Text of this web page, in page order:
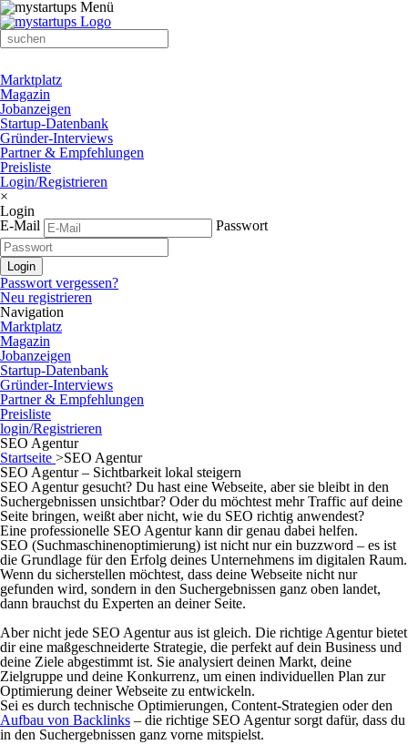
Marktplatz
Magazin
Jobanzeigen
Startup-Datenbank
Gründer-Interviews
Partner & Empfehlungen
Preisliste
Login/Registrieren
×
Login
E-Mail
Passwort
Passwort vergessen?
Neu registrieren
Navigation
Marktplatz
Magazin
Jobanzeigen
Startup-Datenbank
Gründer-Interviews
Partner & Empfehlungen
Preisliste
login/Registrieren
SEO Agentur
Startseite >SEO Agentur
SEO Agentur – Sichtbarkeit lokal steigern
SEO Agentur gesucht? Du hast eine Webseite, aber sie bleibt in den
Suchergebnissen unsichtbar? Oder du möchtest mehr Traffic auf deine
Seite bringen, weißt aber nicht, wie du SEO richtig anwendest?
Eine professionelle SEO Agentur kann dir genau dabei helfen.
SEO (Suchmaschinenoptimierung) ist nicht nur ein buzzword – es ist
die Grundlage für den Erfolg deines Unternehmens im digitalen Raum.
Wenn du sicherstellen möchtest, dass deine Webseite nicht nur
gefunden wird, sondern in den Suchergebnissen ganz oben landet,
dann brauchst du Experten an deiner Seite.
Aber nicht jede SEO Agentur aus ist gleich. Die richtige Agentur bietet
dir eine maßgeschneiderte Strategie, die perfekt auf dein Business und
deine Ziele abgestimmt ist. Sie analysiert deinen Markt, deine
Zielgruppe und deine Konkurrenz, um einen individuellen Plan zur
Optimierung deiner Webseite zu entwickeln.
Sei es durch technische Optimierungen, Content-Strategien oder den
Aufbau von Backlinks – die richtige SEO Agentur sorgt dafür, dass du
in den Suchergebnissen ganz vorne mitspielst.